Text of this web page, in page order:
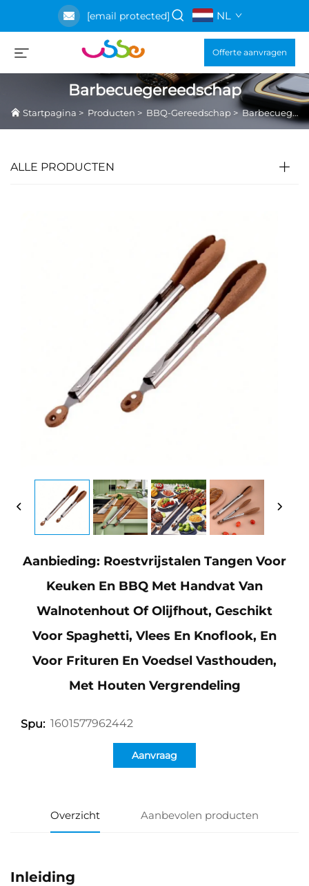
[email protected] NL
Offerte aanvragen
Barbecuegereedschap
Startpagina > Producten > BBQ-Gereedschap >Barbecuegereedschap
ALLE PRODUCTEN
Aanbieding: Roestvrijstalen Tangen Voor
Keuken En BBQ Met Handvat Van
Walnotenhout Of Olijfhout, Geschikt
Voor Spaghetti, Vlees En Knoflook, En
Voor Frituren En Voedsel Vasthouden,
Met Houten Vergrendeling
Spu: 1601577962442
Aanvraag
Overzicht Aanbevolen producten
Inleiding